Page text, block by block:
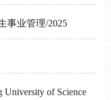
事业管理/2025
University of Science